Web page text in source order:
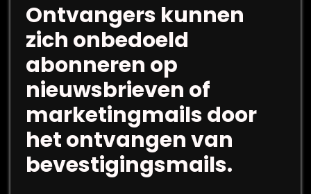
Ontvangers kunnen
zich onbedoeld
abonneren op
nieuwsbrieven of
marketingmails door
het ontvangen van
bevestigingsmails.